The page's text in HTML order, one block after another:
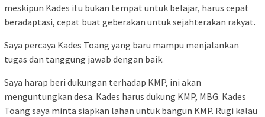
meskipun Kades itu bukan tempat untuk belajar, harus cepat
beradaptasi, cepat buat geberakan untuk sejahterakan rakyat.
Saya percaya Kades Toang yang baru mampu menjalankan
tugas dan tanggung jawab dengan baik.
Saya harap beri dukungan terhadap KMP, ini akan
menguntungkan desa. Kades harus dukung KMP, MBG. Kades
Toang saya minta siapkan lahan untuk bangun KMP. Rugi kalau